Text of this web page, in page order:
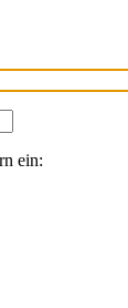
ein: